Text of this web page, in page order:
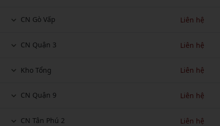
CN Gò Vấp Liên hệ
CN Quận 3 Liên hệ
Kho Tổng Liên hệ
CN Quận 9 Liên hệ
CN Tân Phú 2 Liên hệ